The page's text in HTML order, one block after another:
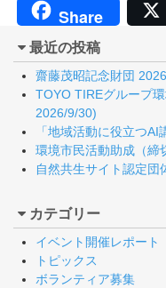
Share
最近の投稿
齋藤茂昭記念財団
TOYO TIREグループ
2026/9/30)
「地域活動に役立つ
環境市民活動助成（締
自然共生サイト認定
カテゴリー
イベント開催レポート
トピックス
ボランティア募集